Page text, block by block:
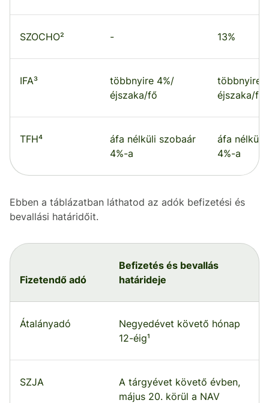
SZOCHO² - 13%
IFA³
többnyire 4%/
éjszaka/fő
többnyire
éjszaka/fő
TFH⁴
áfa nélküli szobaár
4%-a
áfa nélküli
4%-a
Ebben a táblázatban láthatod az adók befizetési és
bevallási határidőit.
Fizetendő adó
Befizetés és bevallás
határideje
Átalányadó
Negyedévet követő hónap
12-éig¹
SZJA
A tárgyévet követő évben,
május 20. körül a NAV